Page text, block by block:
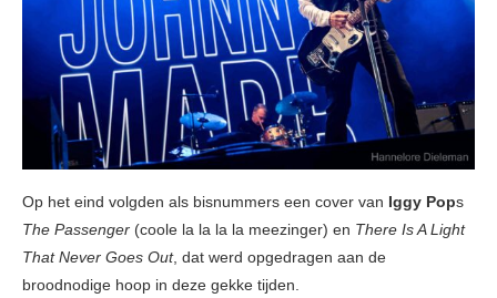
Op het eind volgden als bisnummers een cover van Iggy Pops
The Passenger (coole la la la la meezinger) en There Is A Light
That Never Goes Out, dat werd opgedragen aan de
broodnodige hoop in deze gekke tijden.